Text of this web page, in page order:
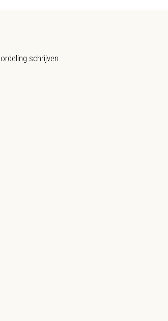
schrijven.